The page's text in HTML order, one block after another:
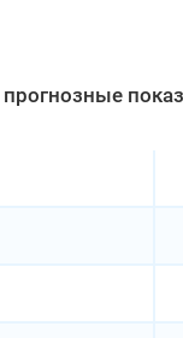
прогнозные